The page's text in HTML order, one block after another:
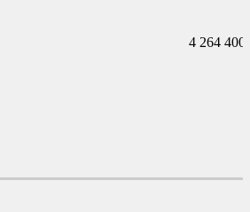
4 264 400